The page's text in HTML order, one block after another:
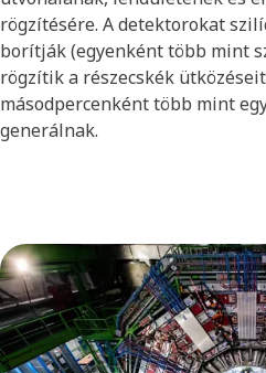
rögzítésére. A detektorokat
borítják (egyenként több mint
rögzítik a részecskék
másodpercenként több mint
generálnak.